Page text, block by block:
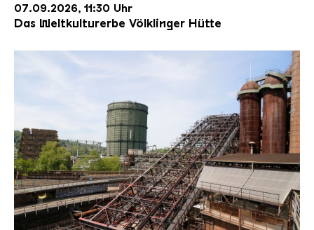
07.09.2026, 11:30 Uhr
Das Weltkulturerbe Völklinger Hütte